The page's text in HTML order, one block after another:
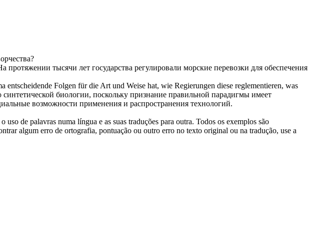
протяжении тысячи лет государства регулировали морские перевозки для обеспечения
entscheidende Folgen für die Art und Weise hat, wie Regierungen diese reglementieren, was
биологии, поскольку признание правильной парадигмы имеет
возможности применения и распространения технологий.
de palavras numa língua e as suas traduções para outra. Todos os exemplos são
algum erro de ortografia, pontuação ou outro erro no texto original ou na tradução, use a